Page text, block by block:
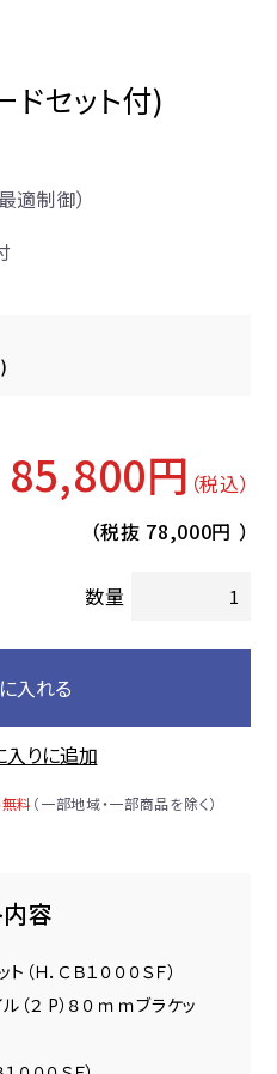
セット付)
適制御）
85,800円 （税込）
（税抜 78,000円 ）
数量
入れる
入りに追加
料（一部地域・一部商品を除く）
内容
Ｈ．ＣＢ１０００ＳＦ）
（２ P）８０ｍｍブラケッ